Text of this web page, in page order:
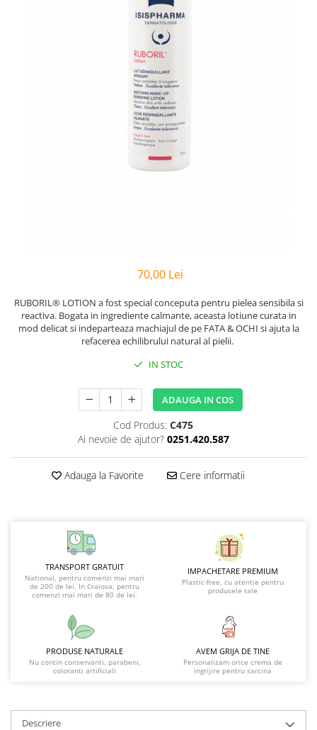
PREPARATE DERMATOLOGICE
Alte preparate dermatologice
70,00 Lei
RUBORIL® LOTION a fost special conceputa pentru pielea sensibila si
reactiva. Bogata in ingrediente calmante, aceasta lotiune curata in
mod delicat si indeparteaza machiajul de pe FATA & OCHI si ajuta la
refacerea echilibrului natural al pielii.
IN STOC
ADAUGA IN COS
Cod Produs: C475
Ai nevoie de ajutor? 0251.420.587
Adauga la Favorite Cere informatii
TRANSPORT GRATUIT
National, pentru comenzi mai mari
de 200 de lei. In Craiova, pentru
comenzi mai mari de 80 de lei.
IMPACHETARE PREMIUM
Plastic-free, cu atentie pentru
produsele tale
PRODUSE NATURALE
Nu contin conservanti, parabeni,
coloranti artificiali
AVEM GRIJA DE TINE
Personalizam orice crema de
ingrijire pentru sarcina
Descriere